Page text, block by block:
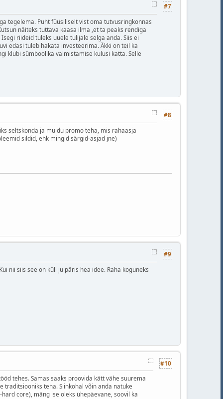
#7
tegelema. Puht füüsiliselt vist oma tutvusringkonnas
näiteks tuttava kaasa ilma ,et ta peaks rendiga
riideid tuleks uuele tulijale selga anda. Siis ei
edasi tuleb hakata investeerima. Äkki on teil ka
klubi sümboolika valmistamise kulusi katta. Selle
#8
seltskonda ja muidu promo teha, mis rahaasja
sildid, ehk mingid särgid-asjad jne)
#9
nii siis see on küll ju päris hea idee. Raha koguneks
#10
tehes. Samas saaks proovida kätt vähe suurema
teha. Siinkohal võin anda natuke
core), mäng ise oleks ühepäevane, soovil ka